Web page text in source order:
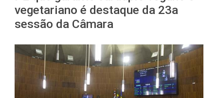
vegetariano é destaque da 23a
sessão da Câmara
Larger